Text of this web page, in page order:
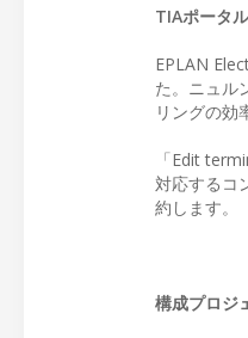
TIAポータ
EPLAN
た。ニュル
リングの効
「Edit
対応するコ
約します。
構成プロジ